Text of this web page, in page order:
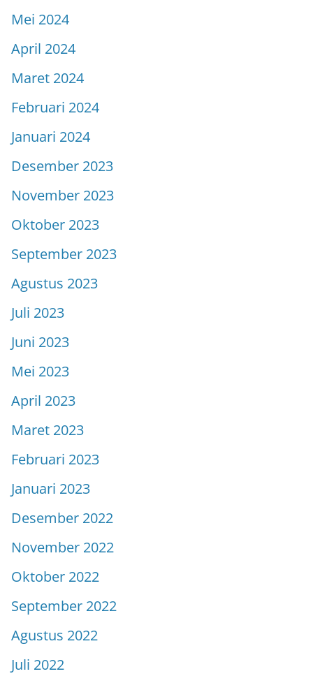
Mei 2024
April 2024
Maret 2024
Februari 2024
Januari 2024
Desember 2023
November 2023
Oktober 2023
September 2023
Agustus 2023
Juli 2023
Juni 2023
Mei 2023
April 2023
Maret 2023
Februari 2023
Januari 2023
Desember 2022
November 2022
Oktober 2022
September 2022
Agustus 2022
Juli 2022